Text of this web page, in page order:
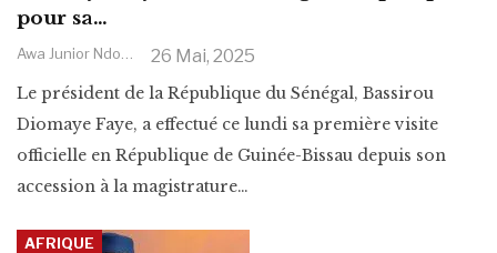
pour sa…
26 Mai, 2025
Le président de la République du Sénégal, Bassirou
Diomaye Faye, a effectué ce lundi sa première visite
officielle en République de Guinée-Bissau depuis son
accession à la magistrature…
AFRIQUE